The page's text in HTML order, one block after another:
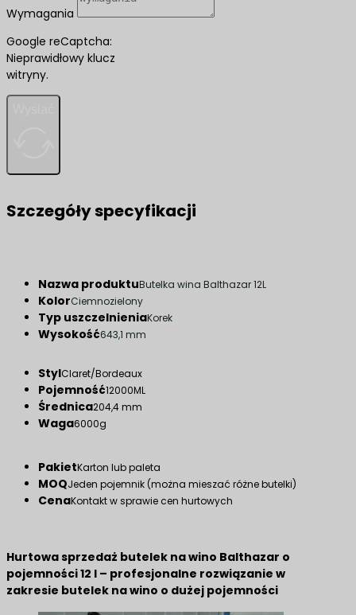
Wymagania
Google reCaptcha:
Nieprawidłowy klucz
witryny.
Szczegóły specyfikacji
Nazwa produktuButelka wina Balthazar 12L
KolorCiemnozielony
Typ uszczelnieniaKorek
Wysokość643,1 mm
StylClaret/Bordeaux
Pojemność12000ML
Średnica204,4 mm
Waga6000g
PakietKarton lub paleta
MOQJeden pojemnik (można mieszać różne butelki)
CenaKontakt w sprawie cen hurtowych
Hurtowa sprzedaż butelek na wino Balthazar o
pojemności 12 l – profesjonalne rozwiązanie w
zakresie butelek na wino o dużej pojemności